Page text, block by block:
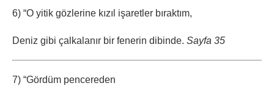
6) “O yitik gözlerine kızıl işaretler bıraktım,
Deniz gibi çalkalanır bir fenerin dibinde. Sayfa 35
7) “Gördüm pencereden